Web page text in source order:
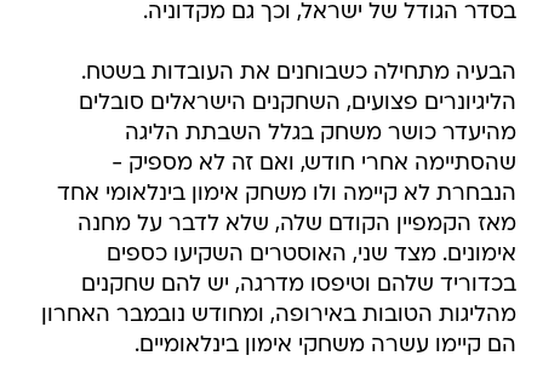
בסדר הגודל של ישראל, וכך גם מקדוניה.
הבעיה מתחילה כשבוחנים את העובדות בשטח.
הליגיונרים פצועים, השחקנים הישראלים סובלים
מהיעדר כושר משחק בגלל השבתת הליגה
שהסתיימה אחרי חודש, ואם זה לא מספיק -
הנבחרת לא קיימה ולו משחק אימון בינלאומי אחד
מאז הקמפיין הקודם שלה, שלא לדבר על מחנה
אימונים. מצד שני, האוסטרים השקיעו כספים
בכדוריד שלהם וטיפסו מדרגה, יש להם שחקנים
מהליגות הטובות באירופה, ומחודש נובמבר האחרון
הם קיימו עשרה משחקי אימון בינלאומיים.